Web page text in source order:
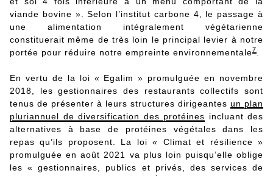
viande bovine ». Selon l’institut carbone 4, le passage à
une alimentation intégralement végétarienne
constituerait même de très loin le principal levier à notre
portée pour réduire notre empreinte environnementale7
En vertu de la loi « Egalim » promulguée en novembre
2018, les gestionnaires des restaurants collectifs sont
tenus de présenter à leurs structures dirigeantes un plan
pluriannuel de diversification des protéines incluant des
alternatives à base de protéines végétales dans les
repas qu’ils proposent. La loi « Climat et résilience »
promulguée en août 2021 va plus loin puisqu’elle oblige
les « gestionnaires, publics et privés, des services de